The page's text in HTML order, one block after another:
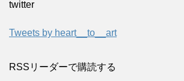
twitter
Tweets by heart__to__art
RSSリーダーで購読する